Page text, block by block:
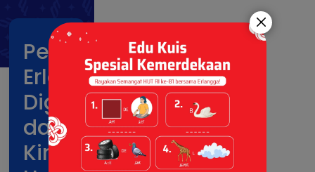
Penerbit
Erlangga,
Digimap,
dan
Kinokuniya